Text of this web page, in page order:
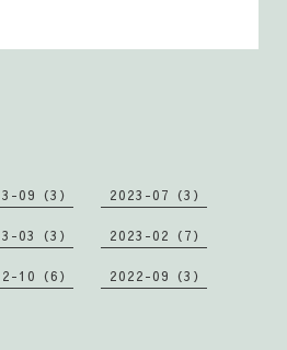
09（3） 2023-07（3）
03（3） 2023-02（7）
10（6） 2022-09（3）